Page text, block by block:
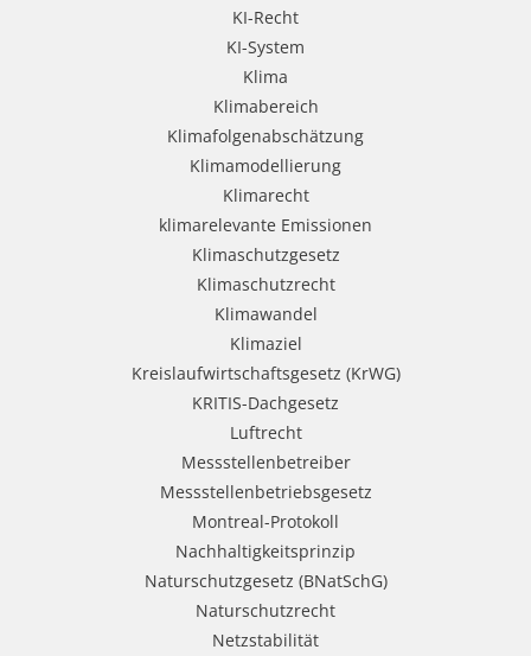
KI-Recht
KI-System
Klima
Klimabereich
Klimafolgenabschätzung
Klimamodellierung
Klimarecht
klimarelevante Emissionen
Klimaschutzgesetz
Klimaschutzrecht
Klimawandel
Klimaziel
Kreislaufwirtschaftsgesetz (KrWG)
KRITIS-Dachgesetz
Luftrecht
Messstellenbetreiber
Messstellenbetriebsgesetz
Montreal-Protokoll
Nachhaltigkeitsprinzip
Naturschutzgesetz (BNatSchG)
Naturschutzrecht
Netzstabilität